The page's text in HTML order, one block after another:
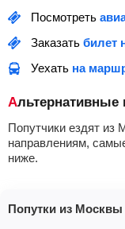
Посмотреть
Заказать билет
Уехать на
Попутчики ездят из
направлениям,
ниже.
Попутки из Москвы